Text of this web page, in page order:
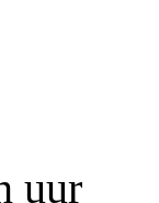
uur